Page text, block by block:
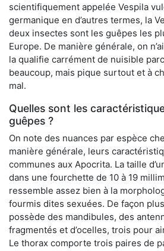
scientifiquement appelée Vespila
germanique en d’autres termes, la
deux insectes sont les guêpes les
Europe. De manière générale, on
la qualifie carrément de nuisible
beaucoup, mais pique surtout et à
mal.
Quelles sont les
guêpes ?
On note des nuances par espèce
manière générale, leurs
communes aux Apocrita. La taille
dans une fourchette de 10 à 19
ressemble assez bien à la
fourmis dites sexuées. De façon
possède des mandibules, des
fragmentés et d’ocelles, trois pour
Le thorax comporte trois paires de